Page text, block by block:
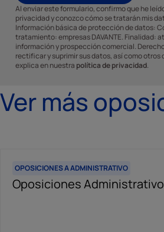
Al enviar este formulario, confirmo que he
privacidad y conozco cómo se tratarán mis
Información básica de protección de datos:
tratamiento: empresas DAVANTE. Finalidad:
información y prospección comercial.
rectificar y suprimir sus datos, así como otros
explica en nuestra política de privacidad.
Ver más
OPOSICIONES A ADMINISTRATIVO
Oposiciones Administrativo